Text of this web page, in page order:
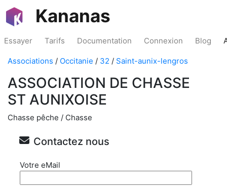
Kananas
Essayer Tarifs Documentation Connexion Blog
Associations / Occitanie / 32 / Saint-aunix-lengros
ASSOCIATION DE CHASSE
ST AUNIXOISE
Chasse pêche / Chasse
Contactez nous
Votre eMail